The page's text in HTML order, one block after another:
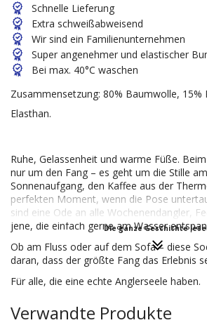
Schnelle Lieferung
Extra schweißabweisend
Wir sind ein Familienunternehmen
Super angenehmer und elastischer
Bei max. 40°C waschen
Zusammensetzung: 80% Baumwolle, 15%
Elasthan.
Ruhe, Gelassenheit und warme Füße.
nur um den Fang – es geht um die Stille
Sonnenaufgang, den Kaffee aus der
perfekten Moment, wenn die Pose
sind eine Ode an alle Wochenendangler,
jene, die einfach gerne am Wasser
Ob am Fluss oder auf dem Sofa – diese
daran, dass der größte Fang das Erlebnis
Für alle, die eine echte Anglerseele haben.
Die ganze Geschichte
Verwandte Produkte